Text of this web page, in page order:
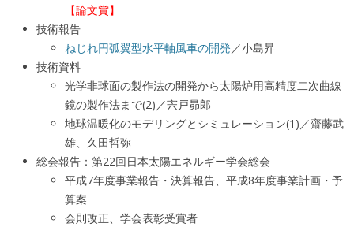
【論文賞】
技術報告
ねじれ円弧翼型水平軸風車の開発／小島昇
技術資料
光学非球面の製作法の開発から太陽炉用高精度二次曲線
鏡の製作法まで(2)／宍戸昴郎
地球温暖化のモデリングとシミュレーション(1)／齋藤武
雄、久田哲弥
総会報告：第22回日本太陽エネルギー学会総会
平成7年度事業報告・決算報告、平成8年度事業計画・予
算案
会則改正、学会表彰受賞者